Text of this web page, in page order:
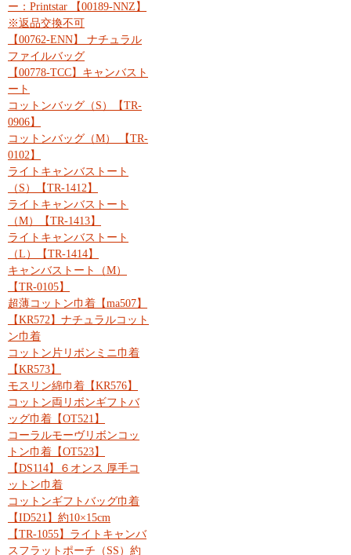
ー：Printstar 【00189-NNZ】
※返品交換不可
【00762-ENN】 ナチュラル
ファイルバッグ
【00778-TCC】キャンバスト
ート
コットンバッグ（S）【TR-
0906】
コットンバッグ（M） 【TR-
0102】
ライトキャンバストート
（S）【TR-1412】
ライトキャンバストート
（M）【TR-1413】
ライトキャンバストート
（L）【TR-1414】
キャンバストート（M）
【TR-0105】
超薄コットン巾着【ma507】
【KR572】ナチュラルコット
ン巾着
コットン片リボンミニ巾着
【KR573】
モスリン綿巾着【KR576】
コットン両リボンギフトバ
ッグ巾着【OT521】
コーラルモーヴリボンコッ
トン巾着【OT523】
【DS114】６オンス 厚手コ
ットン巾着
コットンギフトバッグ巾着
【ID521】約10×15cm
【TR-1055】ライトキャンバ
スフラットポーチ（SS）約